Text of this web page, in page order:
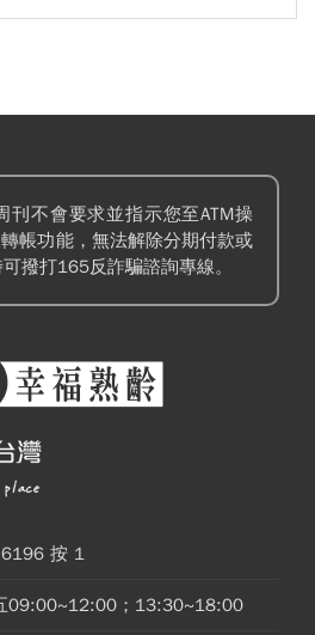
刊不會要求並指示您至ATM操
帳功能，無法解除分期付款或
撥打165反詐騙諮詢專線。
按 1
09:00~12:00；13:30~18:00